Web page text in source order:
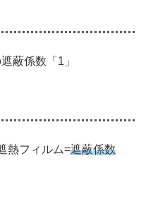
蔽係数「1」
熱フィルム=遮蔽係数